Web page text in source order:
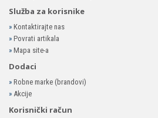
Služba za korisnike
» Kontaktirajte nas
» Povrati artikala
» Mapa site-a
Dodaci
» Robne marke (brandovi)
» Akcije
Korisnički račun